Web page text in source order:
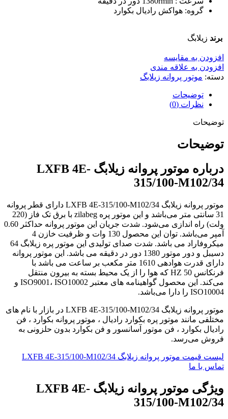
گروه: هواکش رادیال بکوارد
برند زیلابگ
افزودن به مقایسه
افزودن به علاقه مندی
دسته: موتور پروانه زیلابگ
توضیحات
نظرات (0)
توضیحات
توضیحات
درباره موتور پروانه زیلابگ LXFB 4E-
315/100-M102/34
موتور پروانه زیلابگ LXFB 4E-315/100-M102/34 دارای قطر پروانه
31 سانتی متر می‌باشد و این موتور پره zilabeg با برق تک فاز (220
ولت) راه اندازی می‌شود. شدت جریان این موتور پروانه حداکثر 0.60
آمپر می‌باشد. توان این محصول 130 وات و ظرفیت خازن 4
میکروفاراد می باشد. شدت صدای تولیدی این موتور پره زیلابگ 64
دسیبل و دور موتور 1380 دور در دقیقه می باشد. این موتور پروانه
دارای قدرت هوادهی 1610 متر مکعب بر ساعت می باشد با
فرنکانس 50 HZ که هوا را از یک محیط بسته به بیرون منتقل
می‌کند. این محصول گواهینامه های معتبر ISO9001، ISO10002 و
ISO10004 را دارا می‌باشد.
موتور پروانه زیلابگ LXFB 4E-315/100-M102/34 در بازار با نام های
مختلفی مانند موتور پره بکوارد رادیال ، موتور پروانه بکوارد ، فن
رادیال بکوارد ، فن موتور آسانسور و فن بکوارد بدون حلزونی به
فروش می‌رسد.
لیست قیمت موتور پروانه زیلابگ LXFB 4E-315/100-M102/34
تماس با ما
ویژگی موتور پروانه زیلابگ LXFB 4E-
315/100-M102/34